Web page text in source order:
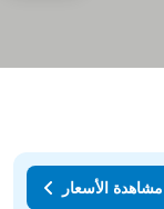
مشاهدة الأسعار